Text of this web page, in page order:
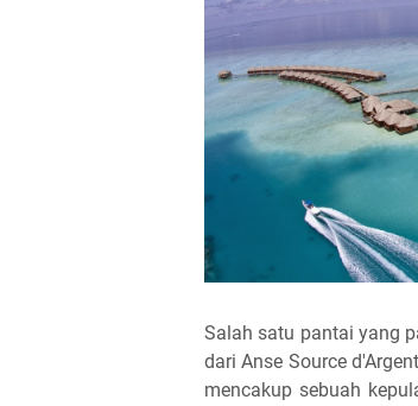
Salah satu pantai yang
dari Anse Source
mencakup sebuah